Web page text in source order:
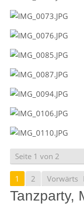
Seite 1 von 2
1 2 Vorwärts
Tanzparty,